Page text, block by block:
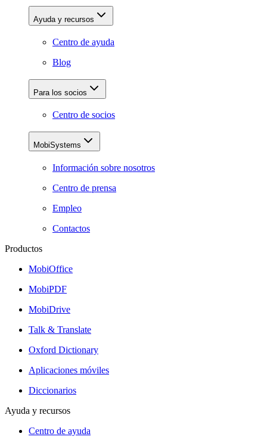
Ayuda y recursos
Centro de ayuda
Blog
Para los socios
Centro de socios
MobiSystems
Información sobre nosotros
Centro de prensa
Empleo
Contactos
Productos
MobiOffice
MobiPDF
MobiDrive
Talk & Translate
Oxford Dictionary
Aplicaciones móviles
Diccionarios
Ayuda y recursos
Centro de ayuda